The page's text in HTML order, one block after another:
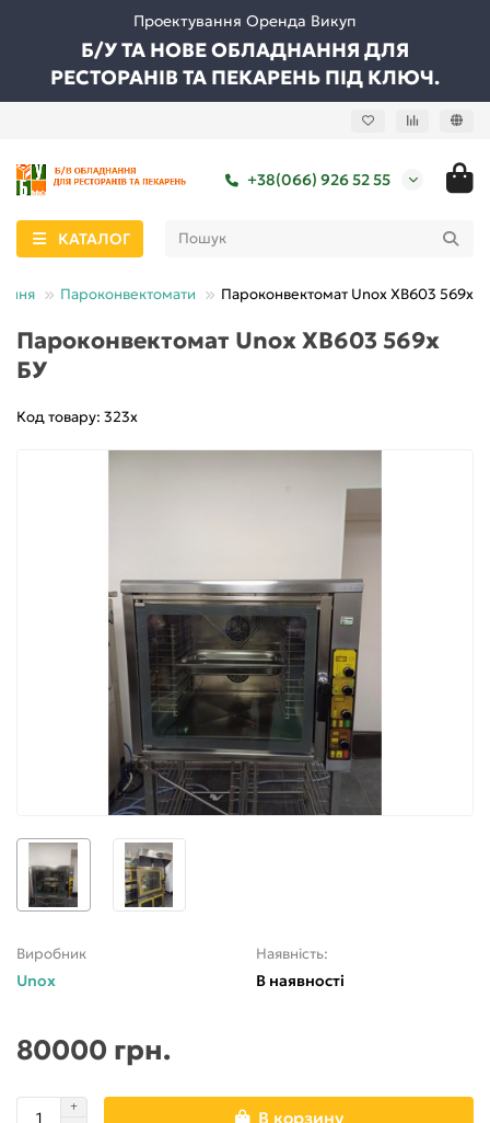
Проектування Оренда Викуп
Б/У ТА НОВЕ ОБЛАДНАННЯ ДЛЯ
РЕСТОРАНІВ ТА ПЕКАРЕНЬ ПІД КЛЮЧ.
+38(066) 926 52 55
КАТАЛОГ
Пароконвектомати Пароконвектомат Unox XB603 569х
Пароконвектомат Unox XB603 569х
БУ
Код товару: 323х
Виробник
Unox
Наявність:
В наявності
80000 грн.
В корзину